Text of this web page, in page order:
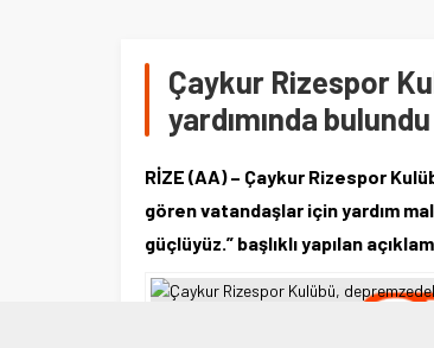
Çaykur Rizespor
yardımında bulundu
RİZE (AA) – Çaykur Rizespor
gören vatandaşlar için yardım
güçlüyüz.” başlıklı yapılan